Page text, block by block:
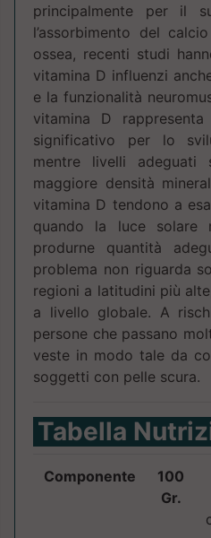
principalmente per il
l’assorbimento del
ossea, recenti studi
vitamina D influenzi
e la funzionalità
vitamina D
significativo per lo
mentre livelli adeguati
maggiore densità
vitamina D tendono a
quando la luce solare
produrne quantità
problema non riguarda
regioni a latitudini più
a livello globale. A
persone che passano
veste in modo tale da
soggetti con pelle scura.
Tabella
Componente
100
Gr.